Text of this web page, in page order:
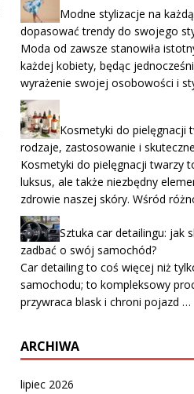
Modne stylizacje na
dopasować trendy do swojego
Moda od zawsze stanowiła
każdej kobiety, będąc
wyrażenie swojej osobowości i
Kosmetyki do pielęgnacji
rodzaje, zastosowanie i
Kosmetyki do pielęgnacji twarzy
luksus, ale także niezbędny
zdrowie naszej skóry. Wśród
Sztuka car detailingu: jak
zadbać o swój samochód?
Car detailing to coś więcej niż
samochodu; to kompleksowy
przywraca blask i chroni pojazd …
ARCHIWA
lipiec 2026